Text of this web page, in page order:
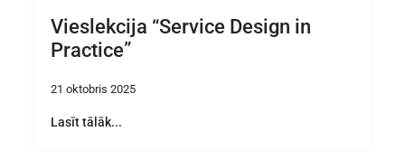
Vieslekcija “Service Design in
Practice”
21 oktobris 2025
Lasīt tālāk...